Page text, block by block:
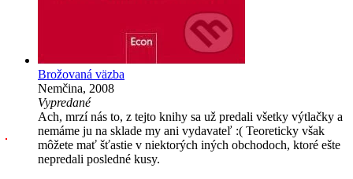
Brožovaná väzba
Nemčina, 2008
Vypredané
Ach, mrzí nás to, z tejto knihy sa už predali všetky výtlačky a
nemáme ju na sklade my ani vydavateľ :( Teoreticky však
môžete mať šťastie v niektorých iných obchodoch, ktoré ešte
nepredali posledné kusy.